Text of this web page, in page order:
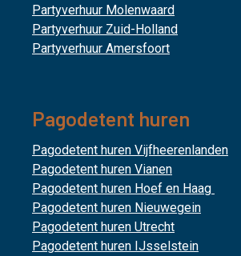
Partyverhuur Molenwaard
Partyverhuur Zuid-Holland
Partyverhuur Amersfoort
Pagodetent huren
Pagodetent huren Vijfheerenlanden
Pagodetent huren Vianen
Pagodetent huren Hoef en Haag
Pagodetent huren Nieuwegein
Pagodetent huren Utrecht
Pagodetent huren IJsselstein